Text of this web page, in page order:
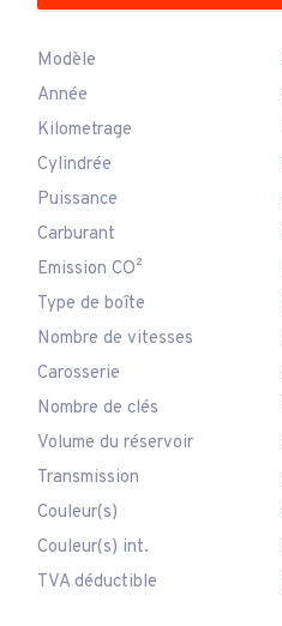
Modèle
Année
Kilometrage
Cylindrée
Puissance
Carburant
Emission CO²
Type de boîte
Nombre de vitesses
Carosserie
Nombre de clés
Volume du réservoir
Transmission
Couleur(s)
Couleur(s) int.
TVA déductible